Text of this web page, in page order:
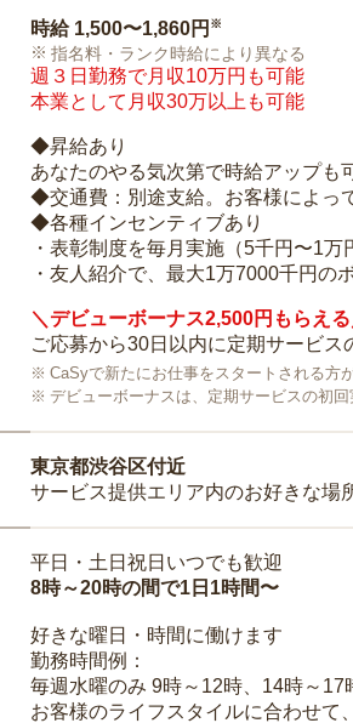
時給 1,500〜1,860円 ※
指名料・ランク時給により異なる
週３日勤務で月収10万円も可能
本業として月収30万以上も可能
◆昇給あり
あなたのやる気次第で時給アップも
◆交通費：別途支給。お客様によっ
◆各種インセンティブあり
・表彰制度を毎月実施（5千円〜1万
・友人紹介で、最大1万7000千円の
＼デビューボーナス2,500円もらえる
ご応募から30日以内に定期サービス
CaSyで新たにお仕事をスタートされる方
デビューボーナスは、定期サービスの初
東京都渋谷区付近
サービス提供エリア内のお好きな場
平日・土日祝日いつでも歓迎
8時～20時の間で1日1時間〜
好きな曜日・時間に働けます
勤務時間例：
毎週水曜のみ 9時～12時、14時～17
お客様のライフスタイルに合わせて